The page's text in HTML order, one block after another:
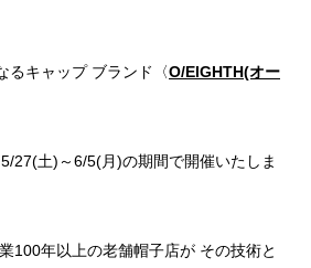
るキャップ ブランド〈O/EIGHTH(オー
27(土)～6/5(月)の期間で開催いたしま
100年以上の老舗帽子店が その技術と